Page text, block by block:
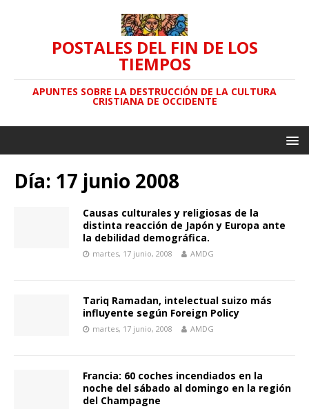
POSTALES DEL FIN DE LOS
TIEMPOS
APUNTES SOBRE LA DESTRUCCIÓN DE LA CULTURA
CRISTIANA DE OCCIDENTE
Día: 17 junio 2008
Causas culturales y religiosas de la
distinta reacción de Japón y Europa ante
la debilidad demográfica.
martes, 17 junio, 2008 AMDG
Tariq Ramadan, intelectual suizo más
influyente según Foreign Policy
martes, 17 junio, 2008 AMDG
Francia: 60 coches incendiados en la
noche del sábado al domingo en la región
del Champagne